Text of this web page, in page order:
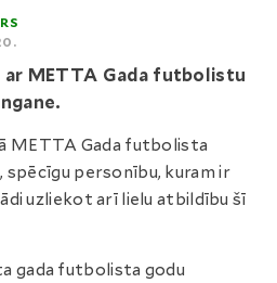
ar METTA Gada futbolistu
METTA Gada futbolista
spēcīgu personību, kuram ir
uzliekot arī lielu atbildību šī
gada futbolista godu